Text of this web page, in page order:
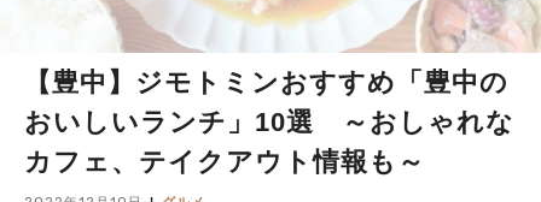
【豊中】ジモトミンおすすめ「豊中の
おいしいランチ」10選 ～おしゃれな
カフェ、テイクアウト情報も～